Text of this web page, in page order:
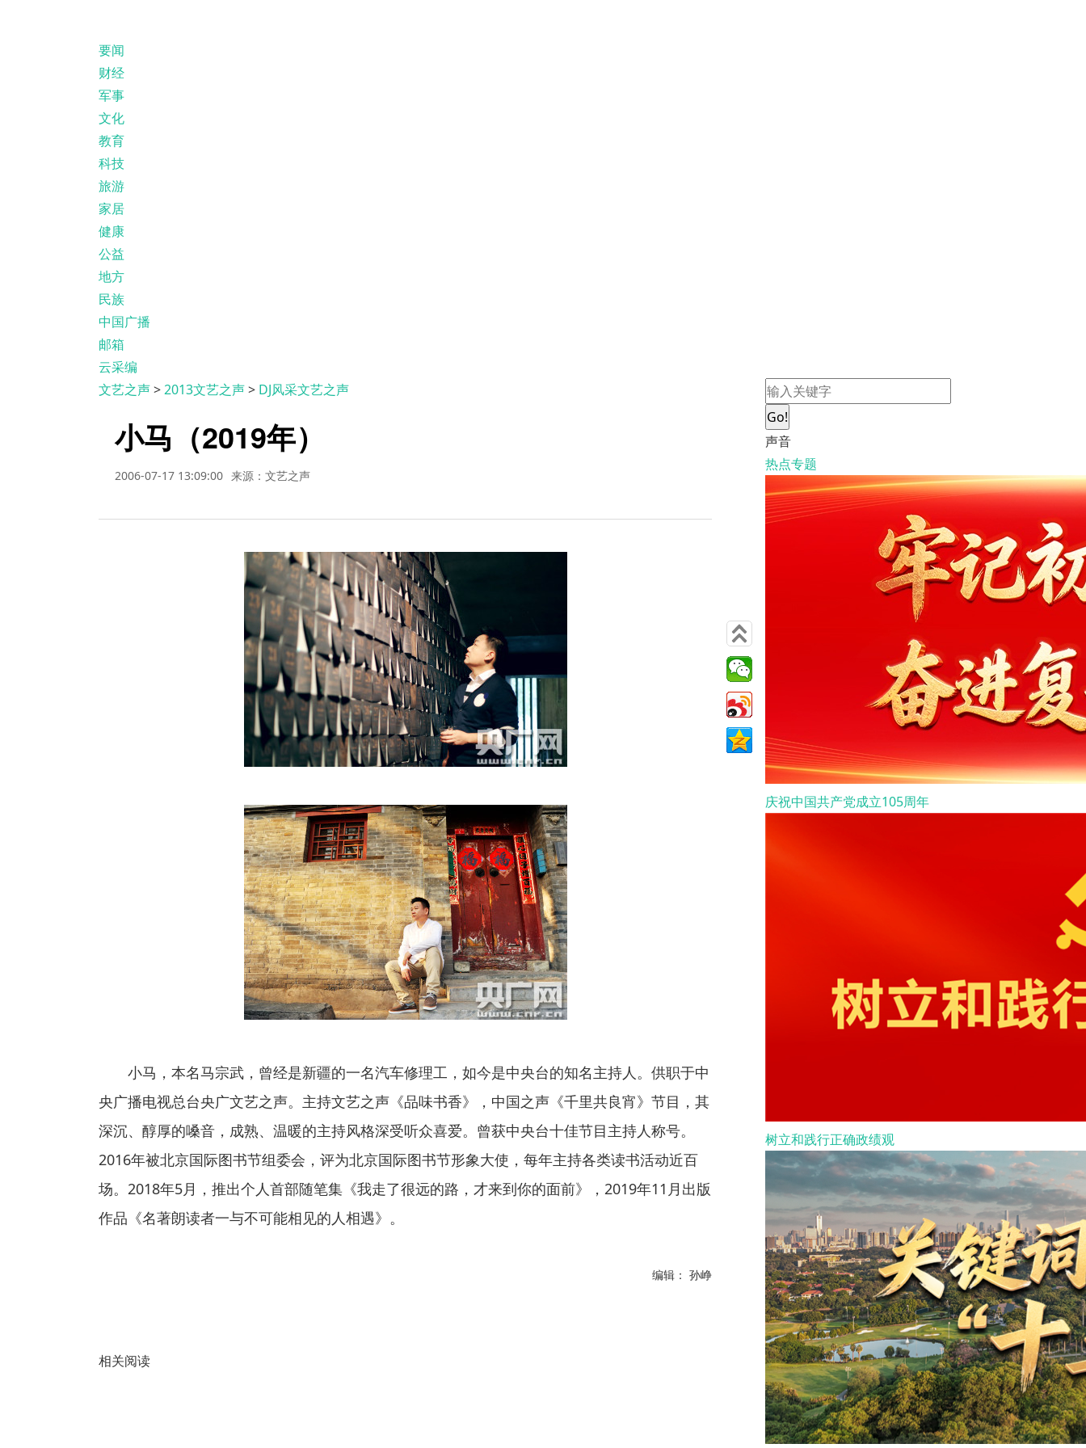
要闻
财经
军事
文化
教育
科技
旅游
家居
健康
公益
地方
民族
中国广播
邮箱
云采编
文艺之声>2013文艺之声> DJ风采文艺之声
小马（2019年）
2006-07-17 13:09:00 来源：文艺之声
小马，本名马宗武，曾经是新疆的一名汽车修理工，如今是中央台的知名主持人。供职于中
央广播电视总台央广文艺之声。主持文艺之声《品味书香》，中国之声《千里共良宵》节目，其
深沉、醇厚的嗓音，成熟、温暖的主持风格深受听众喜爱。曾获中央台十佳节目主持人称号。
2016年被北京国际图书节组委会，评为北京国际图书节形象大使，每年主持各类读书活动近百
场。2018年5月，推出个人首部随笔集《我走了很远的路，才来到你的面前》，2019年11月出版
作品《名著朗读者一与不可能相见的人相遇》。
编辑： 孙峥
相关阅读
Go!
声音
热点专题
庆祝中国共产党成立105周年
树立和践行正确政绩观